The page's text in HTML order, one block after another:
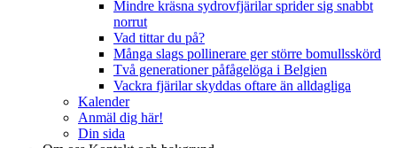
Mindre kräsna sydrovfjärilar sprider sig snabbt
norrut
Vad tittar du på?
Många slags pollinerare ger större bomullsskörd
Två generationer påfågelöga i Belgien
Vackra fjärilar skyddas oftare än alldagliga
Kalender
Anmäl dig här!
Din sida